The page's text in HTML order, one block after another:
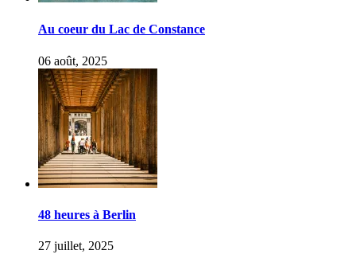
Au coeur du Lac de Constance
06 août, 2025
48 heures à Berlin
27 juillet, 2025